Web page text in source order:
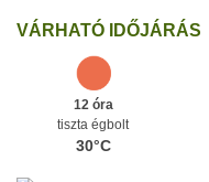
VÁRHATÓ IDŐJÁRÁS
12 óra
tiszta égbolt
30°C